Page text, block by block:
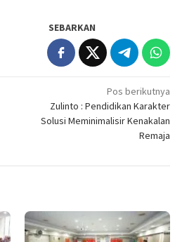
SEBARKAN
Pos berikutnya
Zulinto : Pendidikan Karakter
Solusi Meminimalisir Kenakalan
Remaja